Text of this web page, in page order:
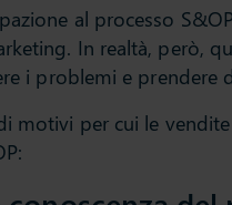
al processo
In realtà, però,
i problemi e prendere
motivi per cui le